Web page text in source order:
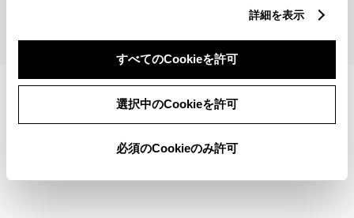
詳細を表示
すべてのCookieを許可
選択中のCookieを許可
必須のCookieのみ許可
©1995-2026 TOYOTA MOTOR CORPORATION. ALL RIGHTS RESERVED.